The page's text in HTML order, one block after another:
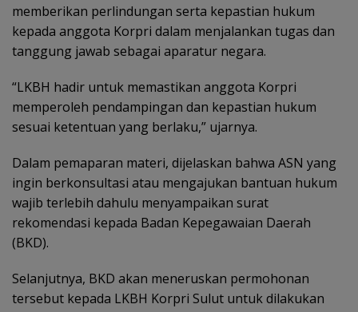
memberikan perlindungan serta kepastian hukum
kepada anggota Korpri dalam menjalankan tugas dan
tanggung jawab sebagai aparatur negara.
“LKBH hadir untuk memastikan anggota Korpri
memperoleh pendampingan dan kepastian hukum
sesuai ketentuan yang berlaku,” ujarnya.
Dalam pemaparan materi, dijelaskan bahwa ASN yang
ingin berkonsultasi atau mengajukan bantuan hukum
wajib terlebih dahulu menyampaikan surat
rekomendasi kepada Badan Kepegawaian Daerah
(BKD).
Selanjutnya, BKD akan meneruskan permohonan
tersebut kepada LKBH Korpri Sulut untuk dilakukan